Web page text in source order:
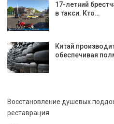
17-летний
в такси. Кто…
Китай
обеспечивая
Восстановление душевых
реставрация